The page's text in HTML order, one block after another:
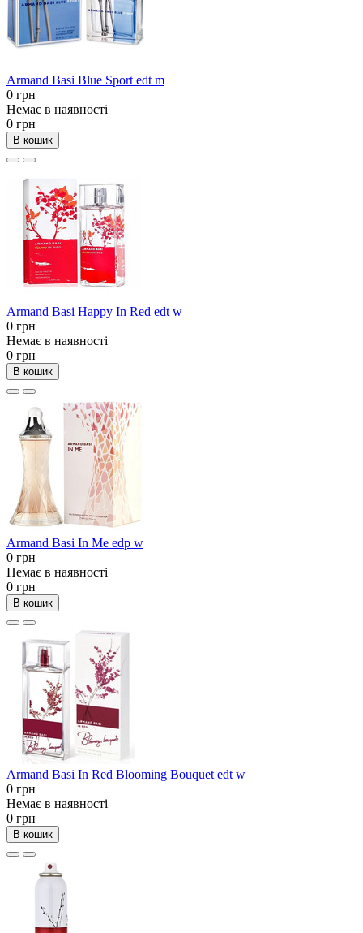
Armand Basi Blue Sport edt m
0 грн
Немає в наявності
0 грн
В кошик
Armand Basi Happy In Red edt w
0 грн
Немає в наявності
0 грн
В кошик
Armand Basi In Me edp w
0 грн
Немає в наявності
0 грн
В кошик
Armand Basi In Red Blooming Bouquet edt w
0 грн
Немає в наявності
0 грн
В кошик